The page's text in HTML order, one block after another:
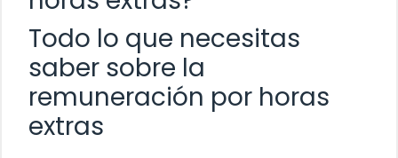
Todo lo que necesitas
saber sobre la
remuneración por horas
extras